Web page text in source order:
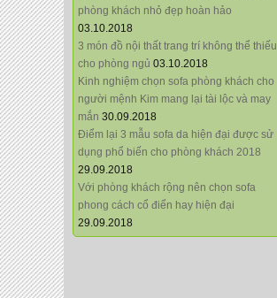
phòng khách nhỏ đẹp hoàn hảo
03.10.2018
3 món đồ nội thất trang trí không thể thiếu
cho phòng ngủ 03.10.2018
Kinh nghiệm chọn sofa phòng khách cho
người mệnh Kim mang lại tài lộc và may
mắn 30.09.2018
Điểm lại 3 mẫu sofa da hiện đại được sử
dụng phổ biến cho phòng khách 2018
29.09.2018
Với phòng khách rộng nên chọn sofa
phong cách cổ điển hay hiện đại
29.09.2018